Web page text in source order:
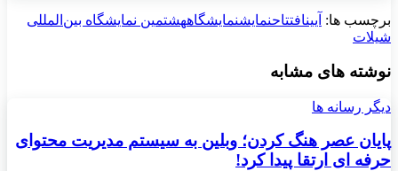
برچسب ها: آیینافتتاحنمایشنمایشگاههشتمین نمایشگاه بین‌المللی
شیلات
نوشته های مشابه
دیگر رسانه ها
پایان عصر هنگ کردن؛ وبلین به سیستم مدیریت محتوای
حرفه ای ارتقا پیدا کرد!